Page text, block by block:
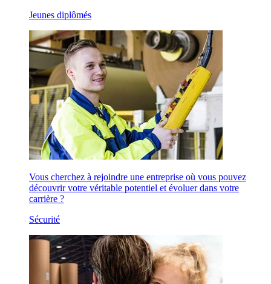
Jeunes diplômés
Vous cherchez à rejoindre une entreprise où vous pouvez
découvrir votre véritable potentiel et évoluer dans votre
carrière ?
Sécurité